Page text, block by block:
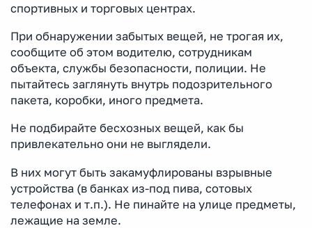
спортивных и торговых центрах.
При обнаружении забытых вещей, не трогая их,
сообщите об этом водителю, сотрудникам
объекта, службы безопасности, полиции. Не
пытайтесь заглянуть внутрь подозрительного
пакета, коробки, иного предмета.
Не подбирайте бесхозных вещей, как бы
привлекательно они не выглядели.
В них могут быть закамуфлированы взрывные
устройства (в банках из-под пива, сотовых
телефонах и т.п.). Не пинайте на улице предметы,
лежащие на земле.